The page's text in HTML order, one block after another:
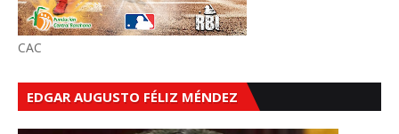
CAC
EDGAR AUGUSTO FÉLIZ MÉNDEZ